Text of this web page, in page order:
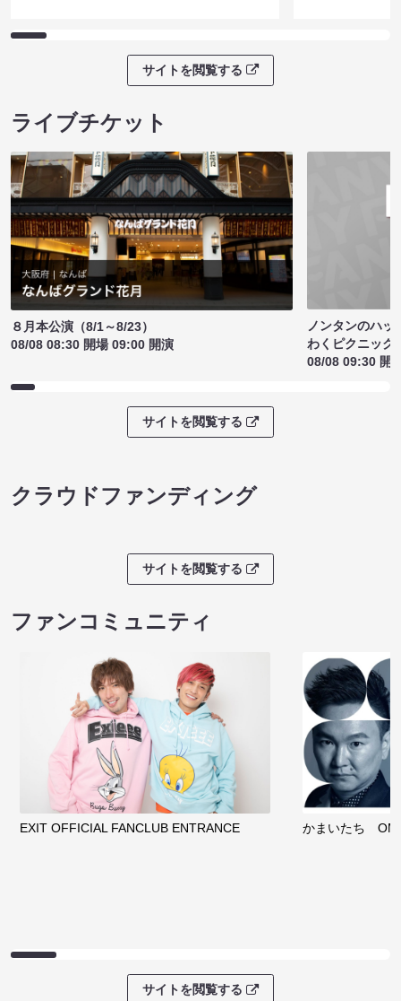
サイトを閲覧する
ライブチケット
８月本公演（8/1～8/23）
08/08 08:30 開場 09:00 開演
ノンタンのハッ
わくピクニック
08/08 09:30 開
サイトを閲覧する
クラウドファンディング
サイトを閲覧する
ファンコミュニティ
EXIT OFFICIAL FANCLUB ENTRANCE かまいたち
サイトを閲覧する